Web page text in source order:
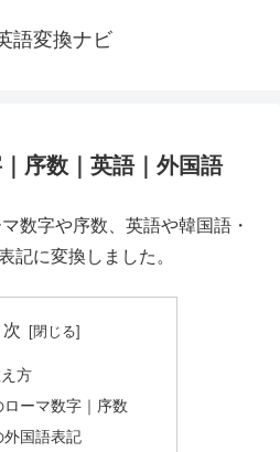
語変換ナビ
序数｜英語｜外国語
数字や序数、英語や韓国語・
記に変換しました。
次
方
ーマ数字｜序数
外国語表記